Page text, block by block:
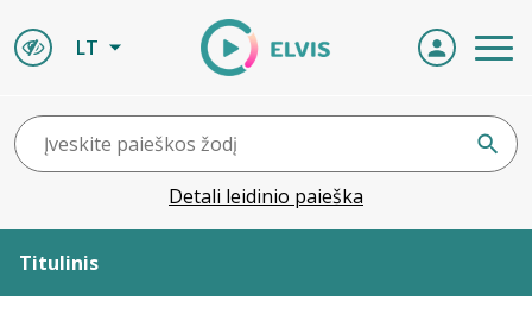
LT
Detali leidinio paieška
Titulinis